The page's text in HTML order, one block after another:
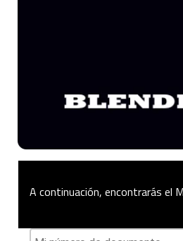
A continuación, encontrarás el